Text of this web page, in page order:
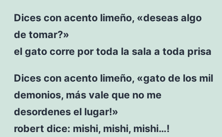
Dices con acento limeño, «deseas algo
de tomar?»
el gato corre por toda la sala a toda prisa
Dices con acento limeño, «gato de los mil
demonios, más vale que no me
desordenes el lugar!»
robert dice: mishi, mishi, mishi…!